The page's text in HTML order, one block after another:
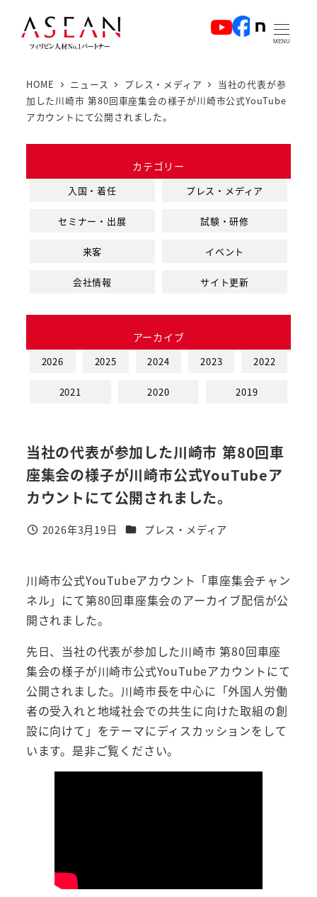
MENU
HOME ニュース プレス・メディア
当社の代表が参
加した川崎市 第80回車座集会の様子が川崎市公式YouTube
アカウントにて公開されました。
カテゴリー
入国・着任 プレス・メディア
セミナー・出展 試験・研修
来客 イベント
会社情報 サイト更新
アーカイブ
2026 2025 2024 2023 2022
2021 2020 2019
当社の代表が参加した川崎市 第80回車
座集会の様子が川崎市公式YouTubeア
カウントにて公開されました。
投稿日
2026年3月19日 カテゴリー
プレス・メディア
川崎市公式YouTubeアカウント「車座集会チャン
ネル」にて第80回車座集会のアーカイブ配信が公
開されました。
先日、当社の代表が参加した川崎市 第80回車座
集会の様子が川崎市公式YouTubeアカウントにて
公開されました。川崎市長を中心に「外国人労働
者の受入れと地域社会での共生に向けた取組の創
設に向けて」をテーマにディスカッションをして
います。是非ご覧ください。